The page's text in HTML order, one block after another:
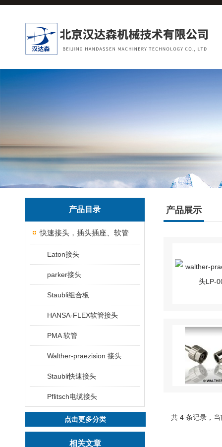
产品目录
快速接头，插头插座、软管
Eaton接头
parker接头
Staubli组合板
HANSA-FLEX软管接头
PMA 软管
Walther-praezision 接头
Staubli快速接头
Pflitsch电缆接头
点击更多分类
相关文章
产品展示
共 4 条记录，